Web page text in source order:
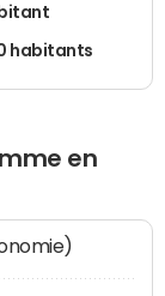
habitants
en